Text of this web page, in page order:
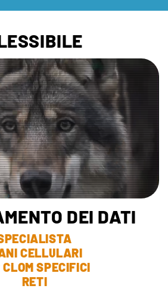
DEI DATI
CELLULARI
CLOM SPECIFICI
RETI